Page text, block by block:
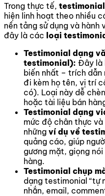
Trong thực tế,
hiện linh hoạt theo nhiều
nền tảng sử dụng và hành
đây là các loại
Testimonial dạng
testimonial): Đây là
biến nhất – trích dẫn
đi kèm họ tên, vị trí
có). Loại này dễ
hoặc tài liệu bán
Testimonial dạng
mức độ chân thực
những ví dụ về
quảng cáo, giúp
gương mặt, giọng
hàng.
Testimonial chụp
dạng testimonial “tự
nhắn, email,